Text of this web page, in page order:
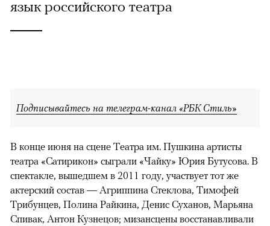
язык российского театра
Подписывайтесь на телеграм-канал «РБК Стиль»
В конце июня на сцене Театра им. Пушкина артисты
театра «Сатирикон» сыграли «Чайку» Юрия Бутусова. В
спектакле, вышедшем в 2011 году, участвует тот же
актерский состав — Агриппина Стеклова, Тимофей
Трибунцев, Полина Райкина, Денис Суханов, Марьяна
Спивак, Антон Кузнецов; мизансцены восстанавливали